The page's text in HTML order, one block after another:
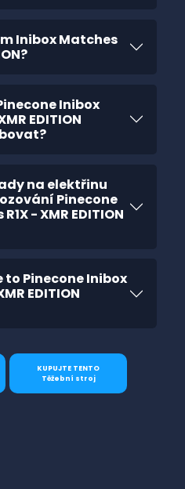
Inibox
EDITION
na elektřinu
Pinecone
- XMR EDITION
Pinecone Inibox
EDITION
KUPUJTE TENTO
Těžební stroj